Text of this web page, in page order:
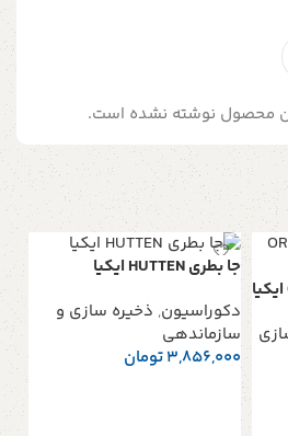
محصول نوشته نشده است.
جا بطري HUTTEN ايكيا
دکوراسیون, ذخیره سازی و
سازماندهی
3,856,000تومان